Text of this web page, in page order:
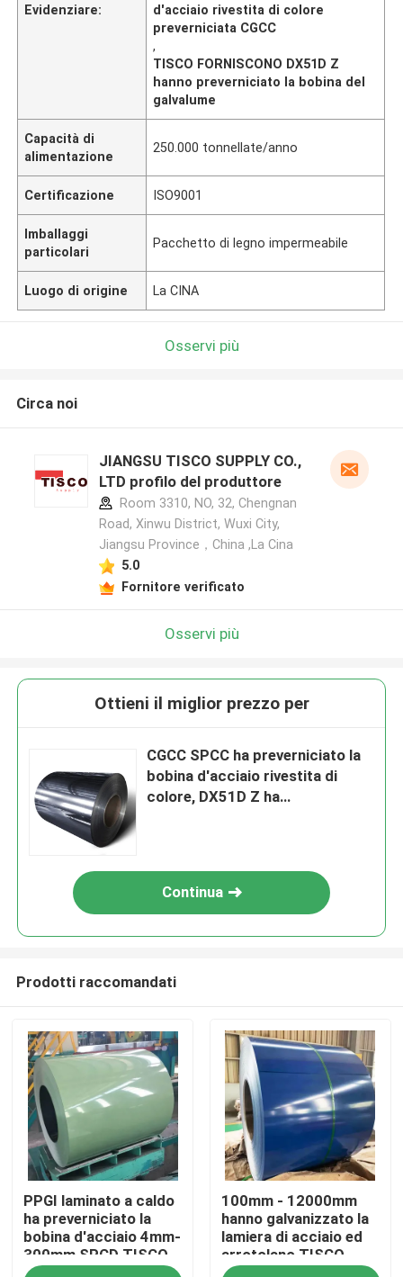
Casa
Prodotti
Circa noi
Evidenziare:
d'acciaio rivestita di colore
preverniciata CGCC
,
TISCO FORNISCONO DX51D Z
hanno preverniciato la bobina del
galvalume
Capacità di
alimentazione
250.000 tonnellate/anno
Certificazione ISO9001
Imballaggi
particolari
Pacchetto di legno impermeabile
Luogo di origine La CINA
Osservi più
Circa noi
JIANGSU TISCO SUPPLY CO.,
LTD profilo del produttore
Room 3310, NO, 32, Chengnan
Road, Xinwu District, Wuxi City,
Jiangsu Province，China ,La Cina
5.0
Fornitore verificato
Osservi più
Ottieni il miglior prezzo per
CGCC SPCC ha preverniciato la
bobina d'acciaio rivestita di
colore, DX51D Z ha
Continua
Prodotti raccomandati
PPGI laminato a caldo
ha preverniciato la
bobina d'acciaio 4mm-
300mm SPCD TISCO
100mm - 12000mm
hanno galvanizzato la
lamiera di acciaio ed
arrotolano TISCO